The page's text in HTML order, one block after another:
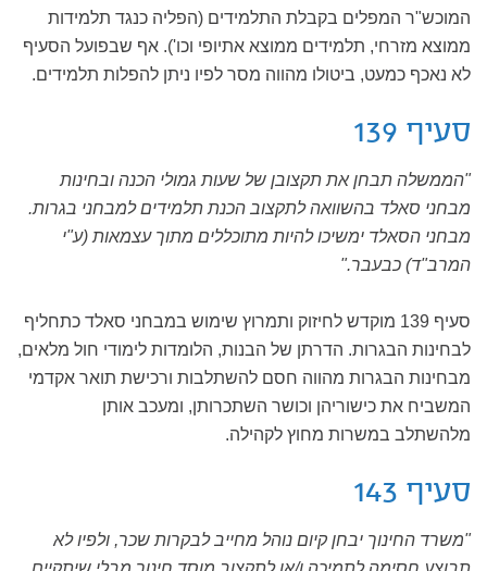
המוכש"ר המפלים בקבלת התלמידים (הפליה כנגד תלמידות
ממוצא מזרחי, תלמידים ממוצא אתיופי וכו'). אף שבפועל הסעיף
לא נאכף כמעט, ביטולו מהווה מסר לפיו ניתן להפלות תלמידים.
סעיף 139
"הממשלה תבחן את תקצובן של שעות גמולי הכנה ובחינות
מבחני סאלד בהשוואה לתקצוב הכנת תלמידים למבחני בגרות.
מבחני הסאלד ימשיכו להיות מתוכללים מתוך עצמאות (ע"י
המרב"ד) כבעבר."
סעיף 139 מוקדש לחיזוק ותמרוץ שימוש במבחני סאלד כתחליף
לבחינות הבגרות. הדרתן של הבנות, הלומדות לימודי חול מלאים,
מבחינות הבגרות מהווה חסם להשתלבות ורכישת תואר אקדמי
המשביח את כישוריהן וכושר השתכרותן, ומעכב אותן
מלהשתלב במשרות מחוץ לקהילה.
סעיף 143
"משרד החינוך יבחן קיום נוהל מחייב לבקרות שכר, ולפיו לא